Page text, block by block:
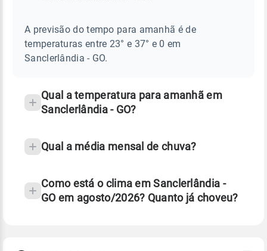
SANCLERLÂNDIA
sobre
chuva
A previsão do tempo para amanhã é de
temperaturas entre 23° e 37° e 0 em
Sanclerlândia - GO.
Qual a temperatura para amanhã em
Sanclerlândia - GO?
Qual a média mensal de chuva?
Como está o clima em Sanclerlândia -
GO em agosto/2026? Quanto já choveu?